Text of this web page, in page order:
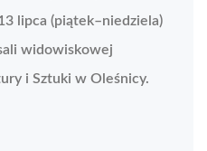
lipca (piątek–niedziela)
widowiskowej
i Sztuki w Oleśnicy.